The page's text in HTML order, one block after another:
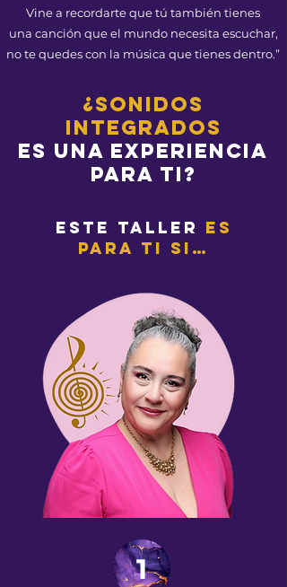
Vine a recordarte que tú también tienes
una canción que el mundo necesita escuchar,
no te quedes con la música que tienes dentro.”
¿sonidos
integrados
ES una experiencia
PARA TI?
ESTE TALLER ES
PARA TI SI…
1